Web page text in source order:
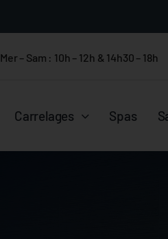
Mer – Sam : 10h – 12h & 14h30 – 18h
Carrelages Spas